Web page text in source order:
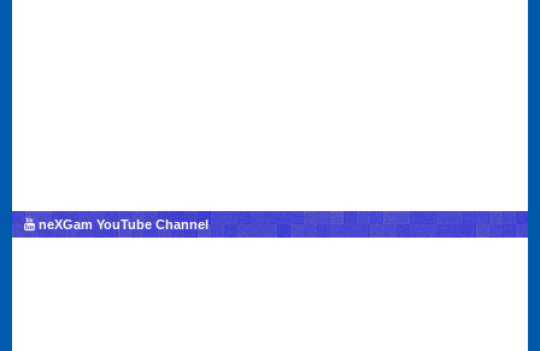
neXGam YouTube Channel